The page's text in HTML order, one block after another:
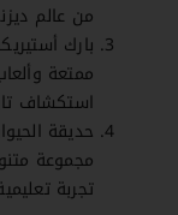
من عالم
بارك
ممتعة
استكشاف
حديقة
مجموعة
تجربة